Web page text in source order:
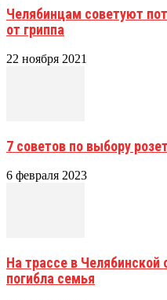
Челябинцам советуют
от гриппа
22 ноября 2021
7 советов по выбору
6 февраля 2023
На трассе в
погибла семья